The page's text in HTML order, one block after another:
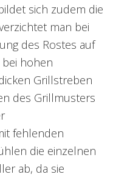
sich zudem die
man bei
des Rostes auf
bei hohen
Grillstreben
des Grillmusters
fehlenden
die einzelnen
ab, da sie